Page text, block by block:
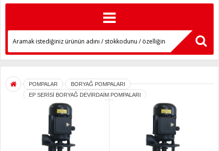
POMPALAR
BORYAĞ POMPALARI
EP SERİSİ BORYAĞ DEVİRDAİM POMPALARI